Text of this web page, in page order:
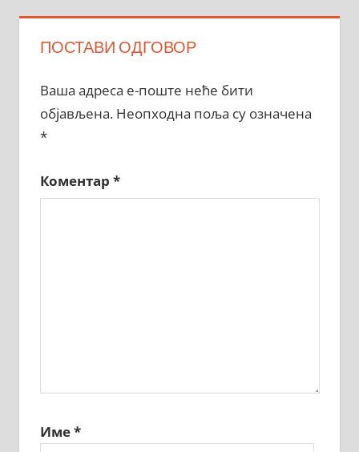
ПОСТАВИ ОДГОВОР
Ваша адреса е-поште неће бити
објављена. Неопходна поља су означена
*
Коментар *
Име*